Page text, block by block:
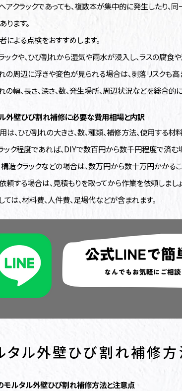
アクラックであっても、複数本が集中的に発生したり
ります。
による点検をおすすめします。
ックや、ひび割れから湿気や雨水が浸入し、ラスの腐食
の周辺に浮きや変色が見られる場合は、剥落リスクも高
の幅、長さ、深さ、数、発生場所、周辺状況などを総合
外壁ひび割れ補修に必要な費用相場と内訳
は、ひび割れの大きさ、数、種類、補修方法、使用する材
ック程度であれば、DIYで数百円から数千円程度で済む
構造クラックなどの場合は、数万円から数十万円かかるこ
頼する場合は、見積もりを取ってから作業を依頼しましょ
ては、材料費、人件費、足場代などが含まれます。
タル外壁ひび割れ補修
モルタル外壁ひび割れ補修方法と注意点